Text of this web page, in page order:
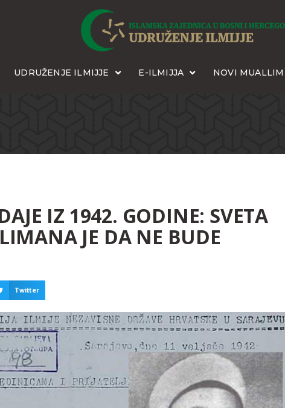
UDRUŽENJE ILMIJJE E-ILMIJJA NOVI MUALLIM
IZ 1942. GODINE: SVETA
JE DA NE BUDE
Twitter